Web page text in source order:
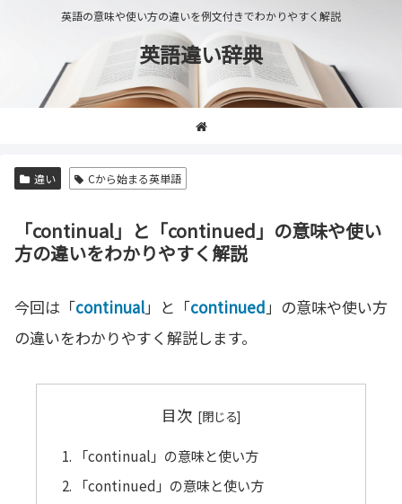
英語の意味や使い方の違いを例文付きでわかりやすく解説
英語違い辞典
違い Cから始まる英単語
「continual」と「continued」の意味や使い
方の違いをわかりやすく解説
今回は「continual」と「continued」の意味や使い方
の違いをわかりやすく解説します。
目次
「continual」の意味と使い方
「continued」の意味と使い方